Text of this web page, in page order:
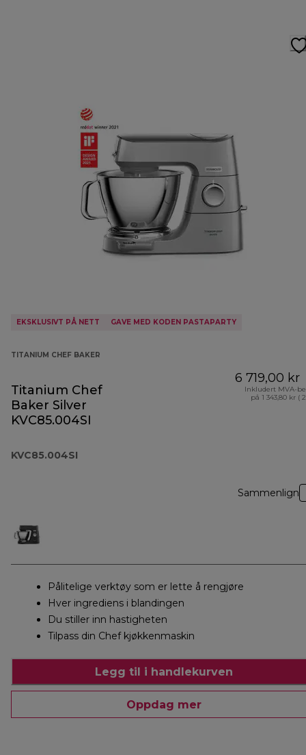
EKSKLUSIVT PÅ NETT GAVE MED KODEN PASTAPARTY
TITANIUM CHEF BAKER
Titanium Chef
Baker Silver
KVC85.004SI
KVC85.004SI
6 719,00 kr
Inkludert MVA-
på 1 343,80 kr (
Sammenlign
Pålitelige verktøy som er lette å rengjøre
Hver ingrediens i blandingen
Du stiller inn hastigheten
Tilpass din Chef kjøkkenmaskin
Legg til i handlekurven
Oppdag mer